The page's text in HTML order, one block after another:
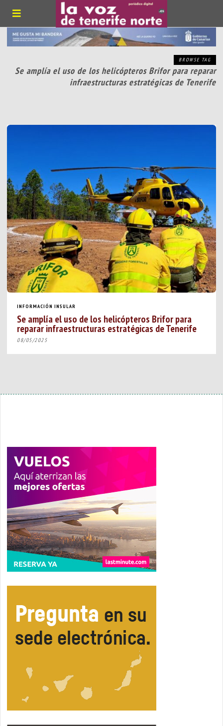
BROWSE TAG
Se amplía el uso de los helicópteros Brifor para reparar
infraestructuras estratégicas de Tenerife
INFORMACIÓN INSULAR
Se amplía el uso de los helicópteros Brifor para
reparar infraestructuras estratégicas de Tenerife
08/05/2025